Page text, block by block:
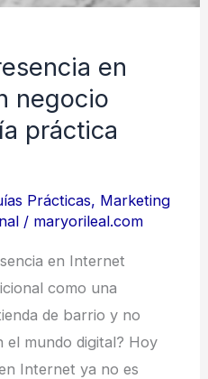
en
negocio
práctica
Prácticas, Marketing
/ maryorileal.com
en Internet
como una
de barrio y no
el mundo digital? Hoy
Internet ya no es